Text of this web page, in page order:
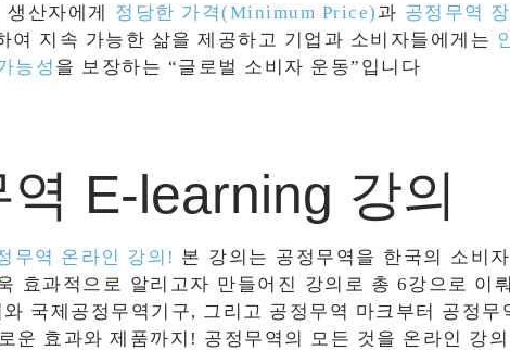
산자에게 정당한 가격(Minimum Price) 과 공정무역
여 지속 가능한 삶을 제공하고 기업과 소비자들에게는
능성 을 보장하는 “글로벌 소비자 운동”입니다
역 E-learning 강의
무역 온라인 강의! 본 강의는 공정무역을 한국의 소비
효과적으로 알리고자 만들어진 강의로 총 6강으로 이
국제공정무역기구, 그리고 공정무역 마크부터 공정무
운 효과와 제품까지! 공정무역의 모든 것을 온라인 강의